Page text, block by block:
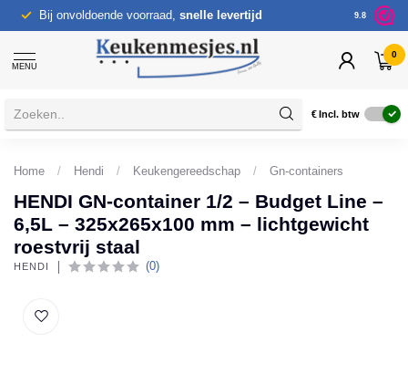
Bij onvoldoende voorraad, snelle levertijd 9.8
MENU
0
€Incl. btw
Home / Hendi / Keukengereedschap / Gn-containers
HENDI GN-container 1/2 – Budget Line –
6,5L – 325x265x100 mm – lichtgewicht
roestvrij staal
HENDI (0)